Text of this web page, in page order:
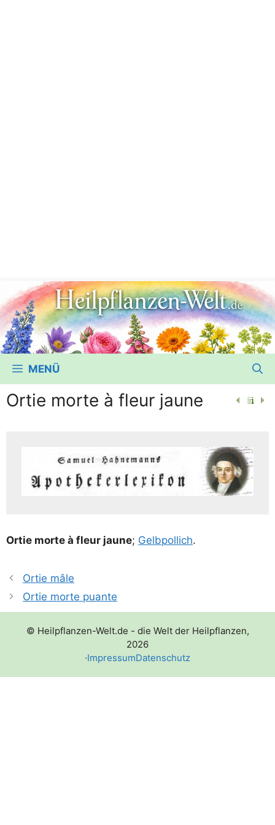
MENÜ
Ortie morte à fleur jaune
Ortie mor­te à fleur jau­ne; Gelb­pol­lich.
Ortie mâle
Ortie morte puante
© Heilpflanzen-Welt.de - die Welt der Heilpflanzen,
2026
·ImpressumDatenschutz